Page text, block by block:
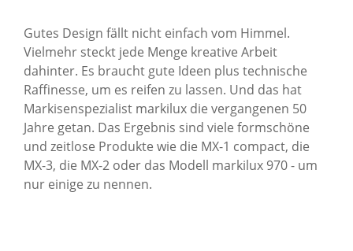
Gutes Design fällt nicht einfach vom Himmel.
Vielmehr steckt jede Menge kreative Arbeit
dahinter. Es braucht gute Ideen plus technische
Raffinesse, um es reifen zu lassen. Und das hat
Markisenspezialist markilux die vergangenen 50
Jahre getan. Das Ergebnis sind viele formschöne
und zeitlose Produkte wie die MX-1 compact, die
MX-3, die MX-2 oder das Modell markilux 970 - um
nur einige zu nennen.